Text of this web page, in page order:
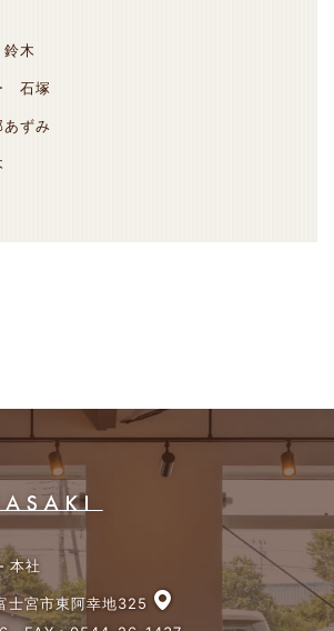
木
石塚
ずみ
本社
士宮市東阿幸地325